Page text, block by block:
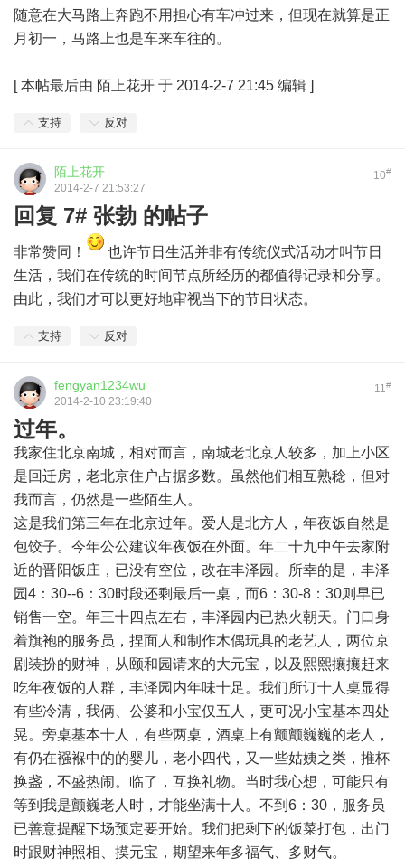
随意在大马路上奔跑不用担心有车冲过来，但现在就算是正
月初一，马路上也是车来车往的。
[本帖最后由 陌上花开 于 2014-2-7 21:45 编辑 ]
支持 反对
10#
陌上花开
2014-2-7 21:53:27
回复 7# 张勃 的帖子
非常赞同！
也许节日生活并非有传统仪式活动才叫节日
生活，我们在传统的时间节点所经历的都值得记录和分享。
由此，我们才可以更好地审视当下的节日状态。
支持 反对
11#
fengyan1234wu
2014-2-10 23:19:40
过年。
我家住北京南城，相对而言，南城老北京人较多，加上小区
是回迁房，老北京住户占据多数。虽然他们相互熟稔，但对
我而言，仍然是一些陌生人。
这是我们第三年在北京过年。爱人是北方人，年夜饭自然是
包饺子。今年公公建议年夜饭在外面。年二十九中午去家附
近的晋阳饭庄，已没有空位，改在丰泽园。所幸的是，丰泽
园4：30--6：30时段还剩最后一桌，而6：30-8：30则早已
销售一空。年三十四点左右，丰泽园内已热火朝天。门口身
着旗袍的服务员，捏面人和制作木偶玩具的老艺人，两位京
剧装扮的财神，从颐和园请来的大元宝，以及熙熙攘攘赶来
吃年夜饭的人群，丰泽园内年味十足。我们所订十人桌显得
有些冷清，我俩、公婆和小宝仅五人，更可况小宝基本四处
晃。旁桌基本十人，有些两桌，酒桌上有颤颤巍巍的老人，
有仍在襁褓中的的婴儿，老小四代，又一些姑姨之类，推杯
换盏，不盛热闹。临了，互换礼物。当时我心想，可能只有
等到我是颤巍老人时，才能坐满十人。不到6：30，服务员
已善意提醒下场预定要开始。我们把剩下的饭菜打包，出门
时跟财神照相、摸元宝，期望来年多福气、多财气。